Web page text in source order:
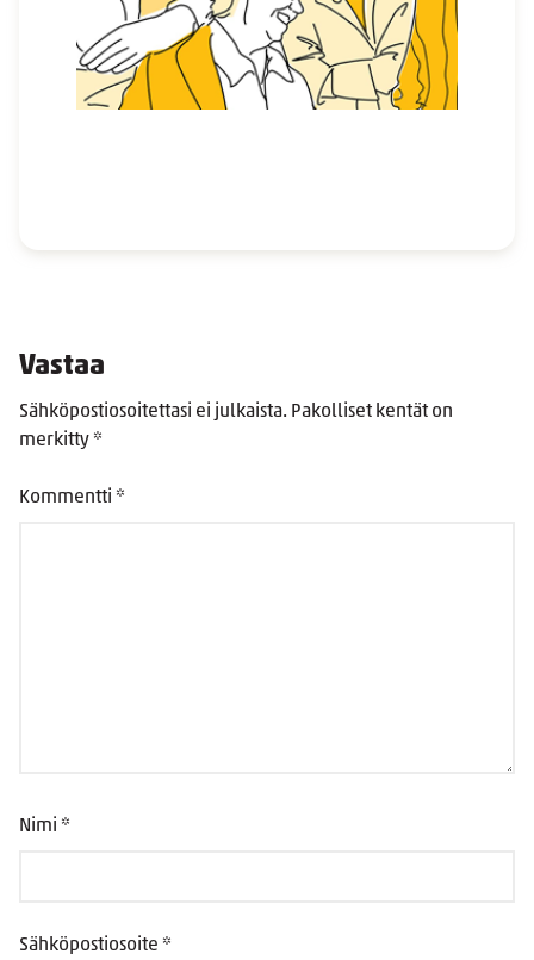
Vastaa
Sähköpostiosoitettasi ei julkaista. Pakolliset kentät on
merkitty *
Kommentti *
Nimi *
Sähköpostiosoite *